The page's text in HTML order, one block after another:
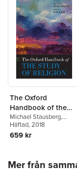
The Oxford
Handbook of the
Study of Religion
Michael Stausberg,
Steven Engler
Häftad, 2018
659 kr
Mer från